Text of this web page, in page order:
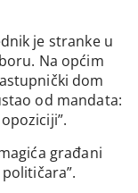
je stranke u
Na općim
dom
od mandata:
građani